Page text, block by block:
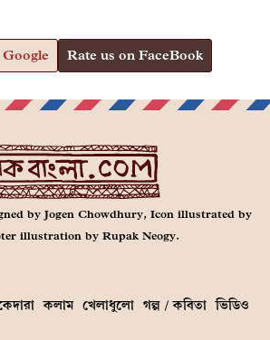
Rate us on FaceBook
by Jogen Chowdhury, Icon illustrated by
illustration by Rupak Neogy.
কলাম খেলাধুলো গল্প / কবিতা ভিডিও